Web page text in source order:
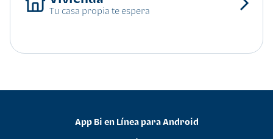
Tu casa propia te espera
App Bi en Línea para Android